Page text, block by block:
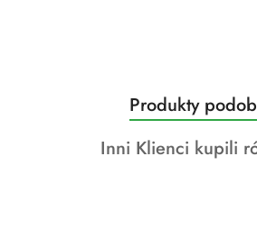
Pomiń karuzelę produktów
Produkty
o
statusie:
Produkty
Produkty
Inni Klienci kupili